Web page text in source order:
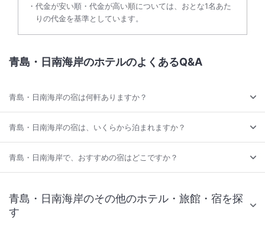
代金が安い順・代金が高い順については、おとな1名あた
りの代金を基準としています。
青島・日南海岸のホテルのよくあるQ&A
青島・日南海岸の宿は何軒ありますか？
青島・日南海岸の宿は、いくらから泊まれますか？
青島・日南海岸で、おすすめの宿はどこですか？
青島・日南海岸のその他のホテル・旅館・宿を探
す